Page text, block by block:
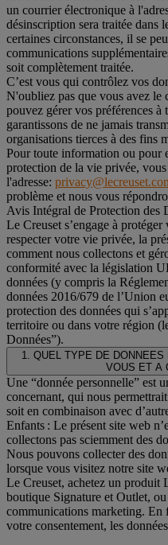
un courrier électronique à
désinscription sera traitée dans
certaines circonstances, il se
communications
soit complètement traitée.
C’est vous qui contrôlez vos
N'oubliez pas que vous avez le
pouvez gérer vos préférences
garantissons de ne jamais
organisations tierces à des fins
Pour toute information ou pour
protection de la vie privée,
l'adresse:
problème et nous vous
Avis Intégral de Protection des
Le Creuset s’engage à
respecter votre vie privée, la
comment nous collectons et
conformité avec la législation
données (y compris la
données 2016/679 de l’Union
protection des données qui
territoire ou dans votre région
Données”).
1. QUEL TYPE DE
VOUS ET A
Une “donnée personnelle” est
concernant, qui nous
soit en combinaison avec
Enfants : Le présent site web
collectons pas sciemment des
Nous pouvons collecter des
lorsque vous visitez notre site
Le Creuset, achetez un produit
boutique Signature et Outlet,
communications marketing. En
votre consentement, les